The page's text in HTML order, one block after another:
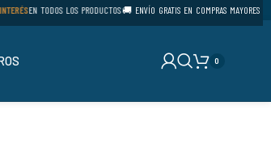
EN TODOS LOS PRODUCTOS🚚 ENVÍO GRATIS EN COMPRAS MAYORES A
0